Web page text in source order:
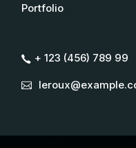
Portfolio
+ 123 (456) 789 99